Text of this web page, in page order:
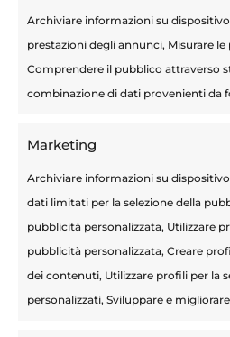
Archiviare informazioni su
prestazioni degli annunci, Misurare
Comprendere il pubblico attraverso
combinazione di dati provenienti da
Marketing
Archiviare informazioni su
dati limitati per la selezione della
pubblicità personalizzata, Utilizzare
pubblicità personalizzata, Creare
dei contenuti, Utilizzare profili per la
personalizzati, Sviluppare e
Articoli recenti
Terapie Mini-Invasive
Calcolosi urinaria: sintomi,